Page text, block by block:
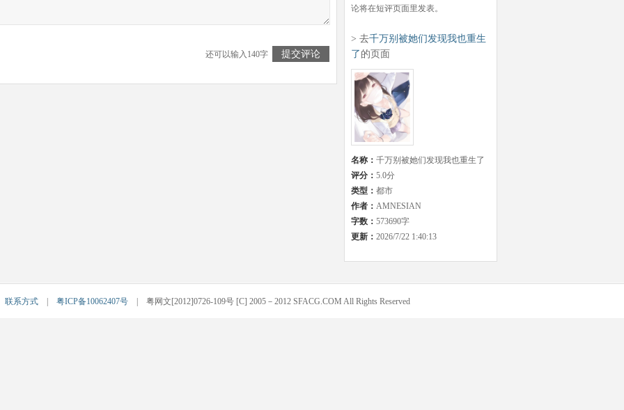
提交评论
还可以输入140字
论将在短评页面里发表。
> 去千万别被她们发现我也重生
了 的页面
名称： 千万别被她们发现我也重生了
评分： 5.0分
类型： 都市
作者： AMNESIAN
字数： 573690字
更新： 2026/7/22 1:40:13
联系方式 粤ICP备10062407号 | 粤网文[2012]0726-109号 [C] 2005－2012 SFACG.COM All Rights Reserved